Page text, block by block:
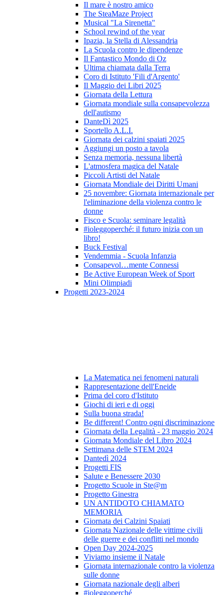
Il mare è nostro amico
The SteaMaze Project
Musical "La Sirenetta"
School rewind of the year
Ipazia, la Stella di Alessandria
La Scuola contro le dipendenze
Il Fantastico Mondo di Oz
Ultima chiamata dalla Terra
Coro di Istituto 'Fili d'Argento'
Il Maggio dei Libri 2025
Giornata della Lettura
Giornata mondiale sulla consapevolezza
dell'autismo
DanteDì 2025
Sportello A.L.I.
Giornata dei calzini spaiati 2025
Aggiungi un posto a tavola
Senza memoria, nessuna libertà
L'atmosfera magica del Natale
Piccoli Artisti del Natale
Giornata Mondiale dei Diritti Umani
25 novembre: Giornata internazionale per
l'eliminazione della violenza contro le
donne
Fisco e Scuola: seminare legalità
#ioleggoperché: il futuro inizia con un
libro!
Buck Festival
Vendemmia - Scuola Infanzia
Consapevol…mente Connessi
Be Active European Week of Sport
Mini Olimpiadi
Progetti 2023-2024
La Matematica nei fenomeni naturali
Rappresentazione dell'Eneide
Prima del coro d'Istituto
Giochi di ieri e di oggi
Sulla buona strada!
Be different! Contro ogni discriminazione
Giornata della Legalità - 23 maggio 2024
Giornata Mondiale del Libro 2024
Settimana delle STEM 2024
Dantedì 2024
Progetti FIS
Salute e Benessere 2030
Progetto Scuole in Ste@m
Progetto Ginestra
UN ANTIDOTO CHIAMATO
MEMORIA
Giornata dei Calzini Spaiati
Giornata Nazionale delle vittime civili
delle guerre e dei conflitti nel mondo
Open Day 2024-2025
Viviamo insieme il Natale
Giornata internazionale contro la violenza
sulle donne
Giornata nazionale degli alberi
#ioleggoperché